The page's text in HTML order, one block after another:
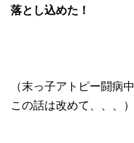
落とし込めた！
（末っ子アトピー闘病中
この話は改めて、、、）